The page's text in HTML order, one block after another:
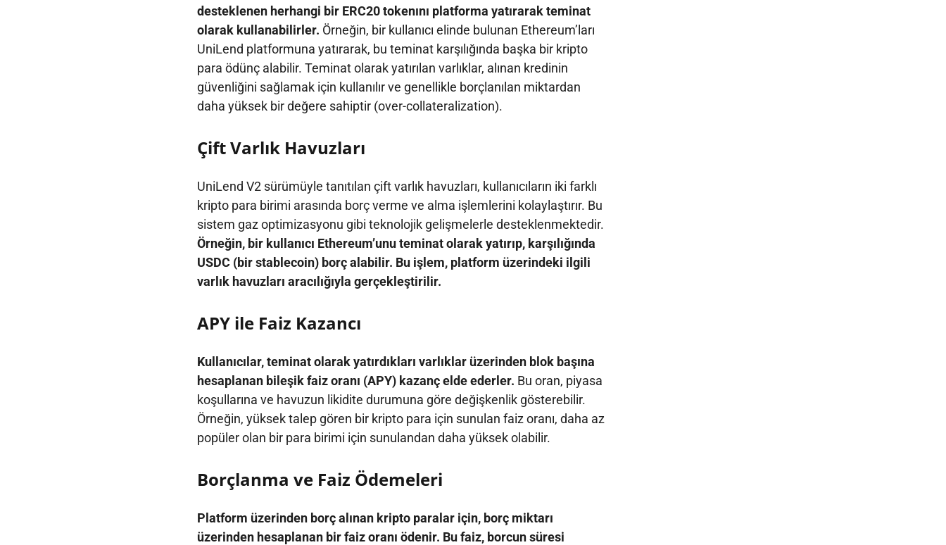
desteklenen herhangi bir ERC20 tokenını platforma yatırarak teminat
olarak kullanabilirler. Örneğin, bir kullanıcı elinde bulunan Ethereum’ları
UniLend platformuna yatırarak, bu teminat karşılığında başka bir kripto
para ödünç alabilir. Teminat olarak yatırılan varlıklar, alınan kredinin
güvenliğini sağlamak için kullanılır ve genellikle borçlanılan miktardan
daha yüksek bir değere sahiptir (over-collateralization).
Çift Varlık Havuzları
UniLend V2 sürümüyle tanıtılan çift varlık havuzları, kullanıcıların iki farklı
kripto para birimi arasında borç verme ve alma işlemlerini kolaylaştırır. Bu
sistem gaz optimizasyonu gibi teknolojik gelişmelerle desteklenmektedir.
Örneğin, bir kullanıcı Ethereum’unu teminat olarak yatırıp, karşılığında
USDC (bir stablecoin) borç alabilir. Bu işlem, platform üzerindeki ilgili
varlık havuzları aracılığıyla gerçekleştirilir.
APY ile Faiz Kazancı
Kullanıcılar, teminat olarak yatırdıkları varlıklar üzerinden blok başına
hesaplanan bileşik faiz oranı (APY) kazanç elde ederler. Bu oran, piyasa
koşullarına ve havuzun likidite durumuna göre değişkenlik gösterebilir.
Örneğin, yüksek talep gören bir kripto para için sunulan faiz oranı, daha az
popüler olan bir para birimi için sunulandan daha yüksek olabilir.
Borçlanma ve Faiz Ödemeleri
Platform üzerinden borç alınan kripto paralar için, borç miktarı
üzerinden hesaplanan bir faiz oranı ödenir. Bu faiz, borcun süresi